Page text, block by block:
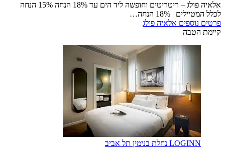
אלאיה פולג – ריטריטים וחופשה ליד הים עד 18% הנחה 15% הנחה
לכלל המטיילים | 18% הנחה…
פרטים נוספים אלאיה פולג
קיימת הטבה
LOGINN נחלת בנימין תל אביב